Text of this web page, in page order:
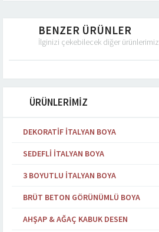
BENZER ÜRÜNLER
İlginizi çekebilecek diğer ürünlerimiz
ÜRÜNLERİMİZ
DEKORATIF İTALYAN BOYA
SEDEFLI İTALYAN BOYA
3 BOYUTLU İTALYAN BOYA
BRÜT BETON GÖRÜNÜMLÜ BOYA
AHŞAP & AĞAÇ KABUK DESEN